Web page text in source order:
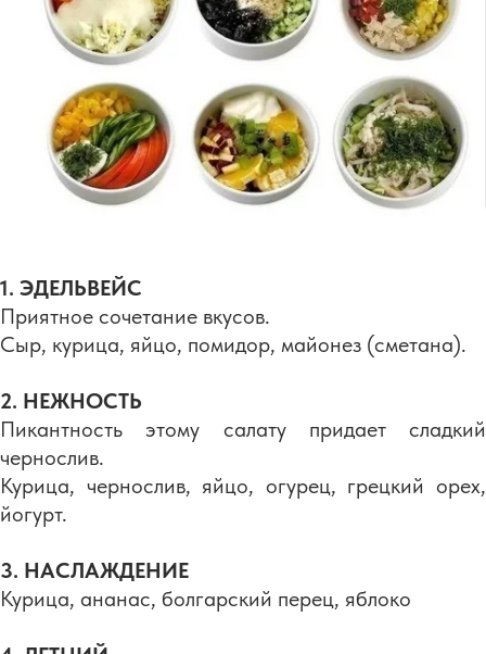
1. ЭДЕЛЬВЕЙС
Приятное сочетание вкусов.
Cыр, курица, яйцо, помидор, майонез (сметана).
2. НЕЖНОСТЬ
Пикантность этому салату придает сладкий
чернослив.
Курица, чернослив, яйцо, огурец, грецкий орех,
йогурт.
3. НАСЛАЖДЕНИЕ
Курица, ананас, болгарский перец, яблоко